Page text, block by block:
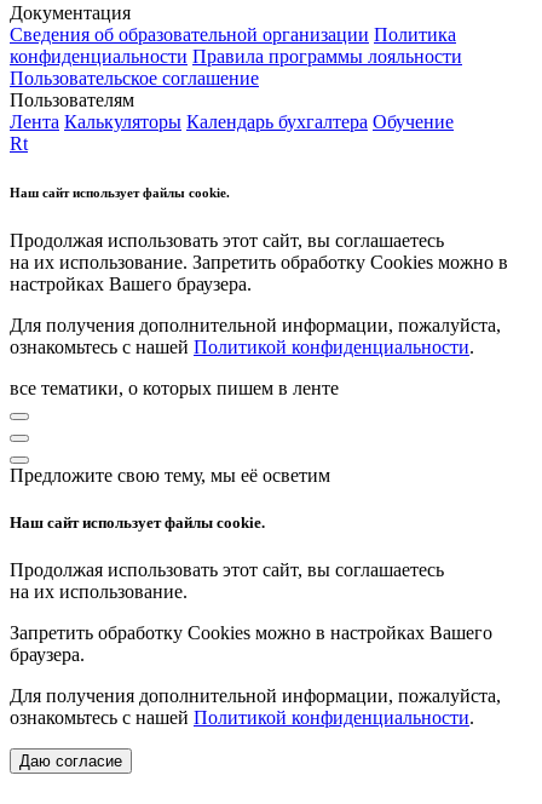
Документация
Сведения об образовательной организации Политика
конфиденциальности Правила программы лояльности
Пользовательское соглашение
Пользователям
Лента Калькуляторы Календарь бухгалтера Обучение
Rt
Наш сайт использует файлы cookie.
Продолжая использовать этот сайт, вы соглашаетесь
на их использование. Запретить обработку Cookies можно в
настройках Вашего браузера.
Для получения дополнительной информации, пожалуйста,
ознакомьтесь с нашей Политикой конфиденциальности.
все тематики, о которых пишем в ленте
Предложите свою тему, мы её осветим
Наш сайт использует файлы cookie.
Продолжая использовать этот сайт, вы соглашаетесь
на их использование.
Запретить обработку Cookies можно в настройках Вашего
браузера.
Для получения дополнительной информации, пожалуйста,
ознакомьтесь с нашей Политикой конфиденциальности.
Даю согласие